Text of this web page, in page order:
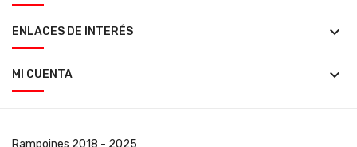
ENLACES DE INTERÉS keyboard_arrow_down
MI CUENTA keyboard_arrow_down
Rampoines 2018 - 2025